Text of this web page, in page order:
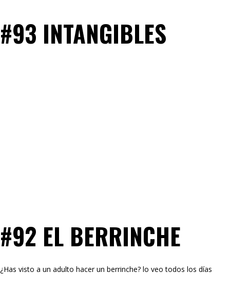
#93 INTANGIBLES
#92 EL BERRINCHE
¿Has visto a un adulto hacer un berrinche? lo veo todos los días